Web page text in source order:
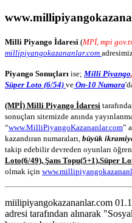
Milli Piyango İdaresi (MPİ, mpi
millipiyangokazananlar.com
Piyango Sonuçları ise; Milli Piyango,
Süper Loto (6/54) ve On-10 Numara
(MPİ) Milli Piyango İdaresi
sonuçları sitemizde anında
“www.MilliPiyangoKazananlar.com”
kazandıran numaraları, büyük
takip edebilir devreden oyunları
Loto(6/49), Şans Topu(5+1),Süper
olmak için
miilipiyangokazananlar.com
adresi tarafından alınarak